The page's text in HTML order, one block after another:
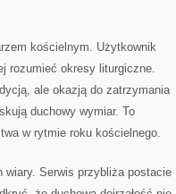
kościelnym. Użytkownik
rozumieć okresy liturgiczne.
ale okazją do zatrzymania
duchowy wymiar. To
w rytmie roku kościelnego.
wiary. Serwis przybliża postacie